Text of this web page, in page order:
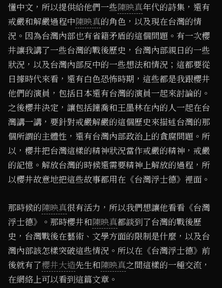
懂中文，所以提供給他們一些陳映真年代的詩集，還有
戒嚴和解嚴過程中陳映真的角色，以及現在台灣的情
況。因為台灣內部也有省籍矛盾的這個問題。有一次櫻
井讓我講了一些台灣的戰後歷史，台灣內部親日的一些
狀況，以及台灣內部反中的一些想法和情況；這都要從
日據時代來看，還有白色恐怖時期，這些都是我跟櫻井
他們的演員，包括日本還有台灣的演員一起來討論的。
之後櫻井決定，讓包括鐘喬和王墨林在內的人一起在台
灣講一講，要針對戒嚴解嚴的這個歷史來描述台灣的那
個所謂的主體性，還有台灣內部政治上的貪腐問題。所
以，櫻井把台灣這樣的精神狀況當作戒嚴的精神，戒嚴
的記憶。解放台灣的時候還需要精神上解放的過程，所
以櫻井故意地把這些故事都用在《台灣浮士德》裡面。
那時候的陳映真很有活力，所以我們想讓他看看《台灣
浮士德》。那時櫻井和陳映真都談到了台灣的戰後歷
史，台灣戰後在藝術、文學方面的限制是什麼，以及台
灣內部該怎樣突破這些情況。所以在《台灣浮士德》前
後就有了櫻井大造先生和陳映真之間這樣的一種交流，
在網絡上可以看到這篇文章。